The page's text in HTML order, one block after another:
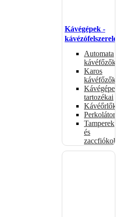
Kávégépek -
kávézófelszerelés
Automata
kávéfőzők
Karos
kávéfőzők
Kávégépek
tartozékai
Kávéőrlők
Perkolátorok
Tamperek
és
zaccfiókok